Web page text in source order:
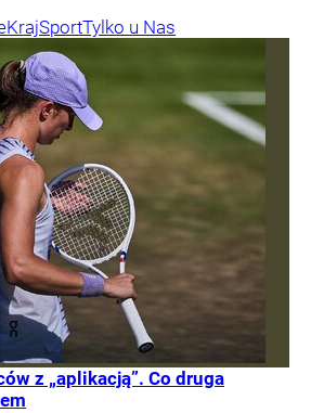
KrajSportTylko u Nas
z „aplikacją”. Co druga